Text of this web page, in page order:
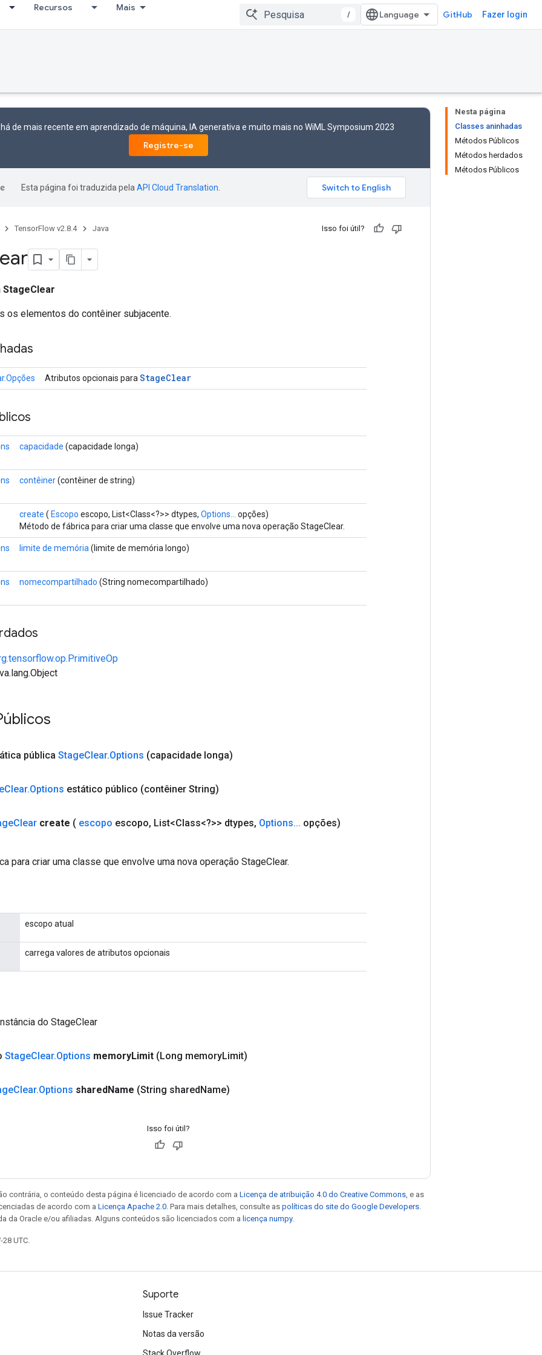
Recursos Mais
/ GitHub Fazer login
Nesta página
Classes aninhadas
Métodos Públicos
Métodos herdados
Métodos Públicos
de mais recente em aprendizado de máquina, IA generativa e muito mais no WiML Symposium 2023
Registre-se
Esta página foi traduzida pela API Cloud Translation
TensorFlow v2.8.4 Java Isso foi útil?
StageClear
os elementos do contêiner subjacente.
Atributos opcionais para StageClear
capacidade (capacidade longa)
contêiner(contêiner de string)
create ( Escopo escopo, List<Class<?>> dtypes, Options...
opções)
Método de fábrica para criar uma classe que envolve uma nova operação StageClear.
limite de memória (limite de memória longo)
nomecompartilhado (String nomecompartilhado)
pública StageClear.Options (capacidade longa)
Clear.Options estático público (contêiner String)
Clear create ( escopo escopo, List<Class<?>> dtypes, Options... opções)
para criar uma classe que envolve uma nova operação StageClear.
escopo atual
carrega valores de atributos opcionais
do StageClear
StageClear.Options memoryLimit (Long memoryLimit)
Clear.Options sharedName (String sharedName)
Isso foi útil?
contrária, o conteúdo desta página é licenciado de acordo com a Licença de atribuição 4.0 do Creative Commons , e as
de acordo com a Licença Apache 2.0 . Para mais detalhes, consulte as políticas do site do Google Developers
da Oracle e/ou afiliadas. Alguns conteúdos são licenciados com a licença numpy.
UTC.
Suporte
Issue Tracker
Notas da versão